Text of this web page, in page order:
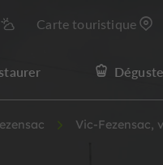
Carte touristique
Vic-Fezensac,